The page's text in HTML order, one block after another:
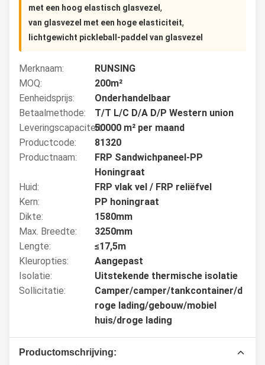
met een hoog elastisch glasvezel ,
van glasvezel met een hoge elasticiteit,
lichtgewicht pickleball-paddel van glasvezel
Merknaam:
RUNSING
MOQ:
200m²
Eenheidsprijs:
Onderhandelbaar
Betaalmethode:
T/T L/C D/A D/P Western union
Leveringscapaciteit:50000 m² per maand
Productcode:
81320
Productnaam:
FRP Sandwichpaneel-PP
Honingraat
Huid:
FRP vlak vel / FRP reliëfvel
Kern:
PP honingraat
Dikte:
1580mm
Max. Breedte:
3250mm
Lengte:
≤17,5m
Kleuropties:
Aangepast
Isolatie:
Uitstekende thermische isolatie
Sollicitatie:
Camper/camper/tankcontainer/d
roge lading/gebouw/mobiel
huis/droge lading
Productomschrijving: